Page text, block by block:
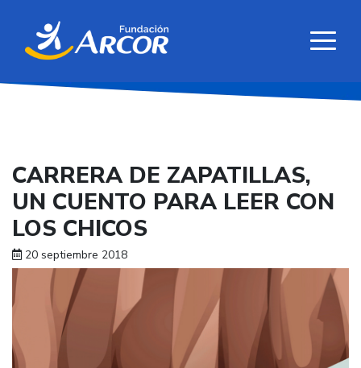
CARRERA DE ZAPATILLAS,
UN CUENTO PARA LEER CON
LOS CHICOS
20 septiembre 2018